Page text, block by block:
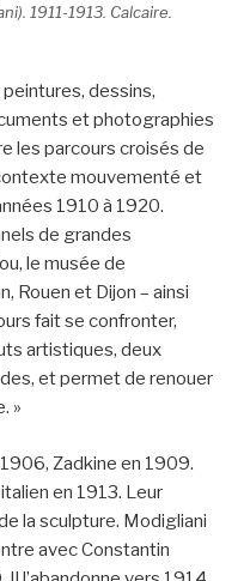
1911-1913. Calcaire.
dessins,
et photographies
les parcours croisés de
mouvementé et
1910 à 1920.
de grandes
le musée de
Rouen et Dijon – ainsi
fait se confronter,
artistiques, deux
et permet de renouer
»
Zadkine en 1909.
en 1913. Leur
la sculpture. Modigliani
avec Constantin